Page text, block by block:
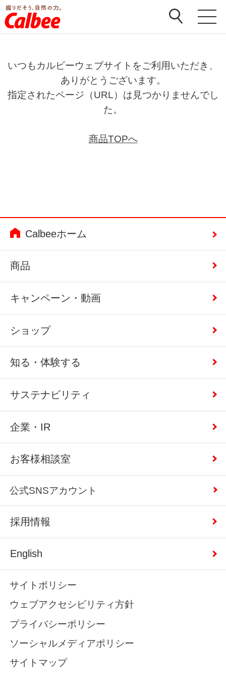
いつもカルビーウェブサイトをご利用いただき、
ありがとうございます。
指定されたページ（URL）は見つかりませんでし
た。
商品TOPへ
Calbeeホーム
商品
キャンペーン・動画
ショップ
知る・体験する
サステナビリティ
企業・IR
お客様相談室
公式SNSアカウント
採用情報
English
サイトポリシー
ウェブアクセシビリティ方針
プライバシーポリシー
ソーシャルメディアポリシー
サイトマップ